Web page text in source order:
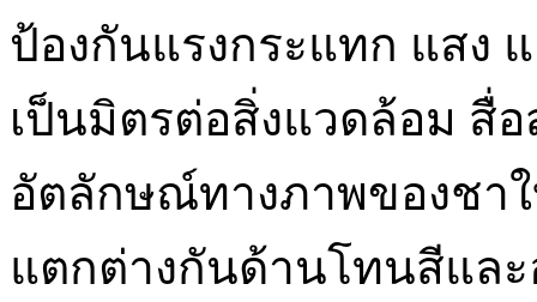
ป้องกันแรงกระแทก แสง
เป็นมิตรต่อสิ่งแวดล้อม สื่
อัตลักษณ์ทางภาพของชา
แตกต่างกันด้านโทนสีแล